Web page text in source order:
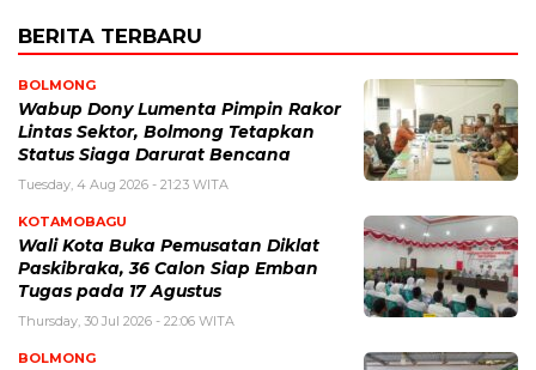
BERITA TERBARU
BOLMONG
Wabup Dony Lumenta Pimpin Rakor
Lintas Sektor, Bolmong Tetapkan
Status Siaga Darurat Bencana
Tuesday, 4 Aug 2026 - 21:23 WITA
KOTAMOBAGU
Wali Kota Buka Pemusatan Diklat
Paskibraka, 36 Calon Siap Emban
Tugas pada 17 Agustus
Thursday, 30 Jul 2026 - 22:06 WITA
BOLMONG